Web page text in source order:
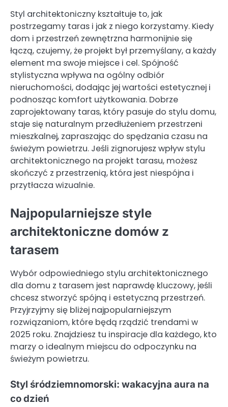
Styl architektoniczny kształtuje to, jak
postrzegamy taras i jak z niego korzystamy. Kiedy
dom i przestrzeń zewnętrzna harmonijnie się
łączą, czujemy, że projekt był przemyślany, a każdy
element ma swoje miejsce i cel. Spójność
stylistyczna wpływa na ogólny odbiór
nieruchomości, dodając jej wartości estetycznej i
podnosząc komfort użytkowania. Dobrze
zaprojektowany taras, który pasuje do stylu domu,
staje się naturalnym przedłużeniem przestrzeni
mieszkalnej, zapraszając do spędzania czasu na
świeżym powietrzu. Jeśli zignorujesz wpływ stylu
architektonicznego na projekt tarasu, możesz
skończyć z przestrzenią, która jest niespójna i
przytłacza wizualnie.
Najpopularniejsze style
architektoniczne domów z
tarasem
Wybór odpowiedniego stylu architektonicznego
dla domu z tarasem jest naprawdę kluczowy, jeśli
chcesz stworzyć spójną i estetyczną przestrzeń.
Przyjrzyjmy się bliżej najpopularniejszym
rozwiązaniom, które będą rządzić trendami w
2025 roku. Znajdziesz tu inspiracje dla każdego, kto
marzy o idealnym miejscu do odpoczynku na
świeżym powietrzu.
Styl śródziemnomorski: wakacyjna aura na
co dzień